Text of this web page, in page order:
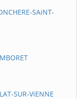
SAiNT-
SUR-ViENNE